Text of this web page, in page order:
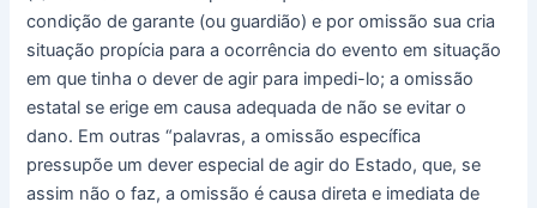
condição de garante (ou guardião) e por omissão sua cria
situação propícia para a ocorrência do evento em situação
em que tinha o dever de agir para impedi-lo; a omissão
estatal se erige em causa adequada de não se evitar o
dano. Em outras “palavras, a omissão específica
pressupõe um dever especial de agir do Estado, que, se
assim não o faz, a omissão é causa direta e imediata de